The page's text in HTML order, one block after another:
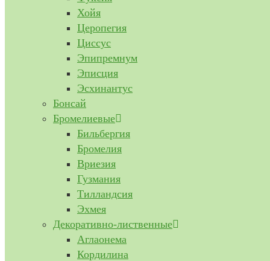
Хойя
Церопегия
Циссус
Эпипремнум
Эписция
Эсхинантус
Бонсай
Бромелиевые
Бильбергия
Бромелия
Вриезия
Гузмания
Тилландсия
Эхмея
Декоративно-лиственные
Аглаонема
Кордилина